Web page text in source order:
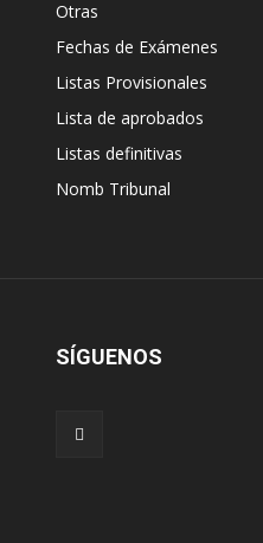
Otras
Fechas de Exámenes
Listas Provisionales
Lista de aprobados
Listas definitivas
Nomb Tribunal
SÍGUENOS